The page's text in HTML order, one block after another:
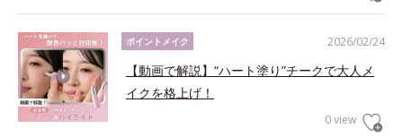
2026/02/24
ポイントメイク
【動画で解説】“ハート塗り”チークで大人メ
イクを格上げ！
0 view